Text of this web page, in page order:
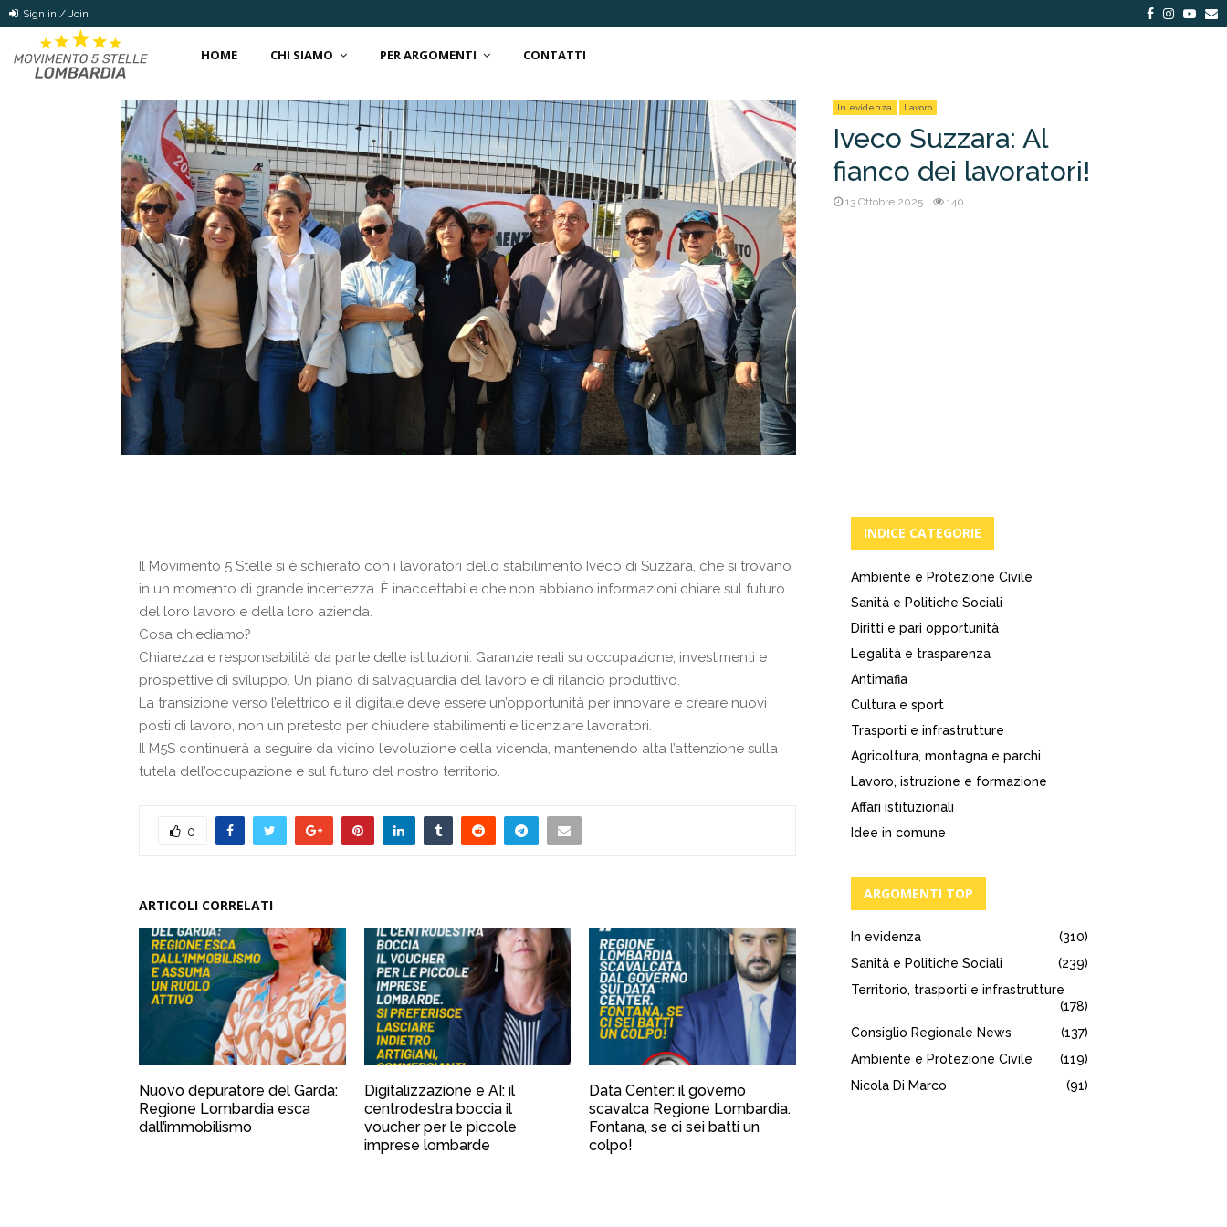
Sign in / Join Facebook
HOME CHI SIAMO PER ARGOMENTI CONTATTI
In evidenza Lavoro
Iveco Suzzara: Al
fianco dei lavoratori!
13 Ottobre 2025 140
Il Movimento 5 Stelle si è schierato con i lavoratori dello stabilimento Iveco di Suzzara, che si trovano
in un momento di grande incertezza. È inaccettabile che non abbiano informazioni chiare sul futuro
del loro lavoro e della loro azienda.
Cosa chiediamo?
Chiarezza e responsabilità da parte delle istituzioni. Garanzie reali su occupazione, investimenti e
prospettive di sviluppo. Un piano di salvaguardia del lavoro e di rilancio produttivo.
La transizione verso l’elettrico e il digitale deve essere un’opportunità per innovare e creare nuovi
posti di lavoro, non un pretesto per chiudere stabilimenti e licenziare lavoratori.
Il M5S continuerà a seguire da vicino l’evoluzione della vicenda, mantenendo alta l’attenzione sulla
tutela dell’occupazione e sul futuro del nostro territorio.
0
ARTICOLI CORRELATI
Nuovo depuratore del Garda:
Regione Lombardia esca
dall’immobilismo
Digitalizzazione e AI: il
centrodestra boccia il
voucher per le piccole
imprese lombarde
Data Center: il governo
scavalca Regione Lombardia.
Fontana, se ci sei batti un
colpo!
INDICE CATEGORIE
Ambiente e Protezione Civile
Sanità e Politiche Sociali
Diritti e pari opportunità
Legalità e trasparenza
Antimafia
Cultura e sport
Trasporti e infrastrutture
Agricoltura, montagna e parchi
Lavoro, istruzione e formazione
Affari istituzionali
Idee in comune
ARGOMENTI TOP
In evidenza
(310)
Sanità e Politiche Sociali
(239)
Territorio, trasporti e infrastrutture
(178)
Consiglio Regionale News
(137)
Ambiente e Protezione Civile
(119)
Nicola Di Marco
(91)